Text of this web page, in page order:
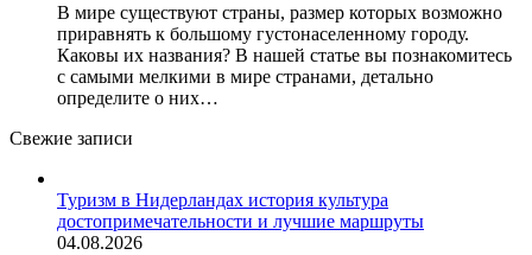
В мире существуют страны, размер которых возможно
приравнять к большому густонаселенному городу.
Каковы их названия? В нашей статье вы познакомитесь
с самыми мелкими в мире странами, детально
определите о них…
Свежие записи
Туризм в Нидерландах история культура
достопримечательности и лучшие маршруты
04.08.2026